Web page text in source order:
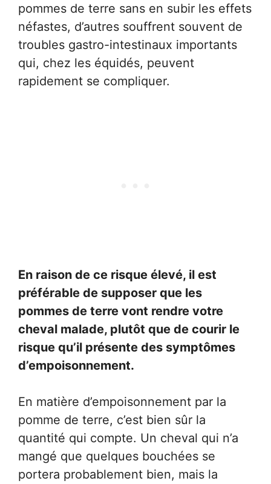
pommes de terre sans en subir les effets
néfastes, d’autres souffrent souvent de
troubles gastro-intestinaux importants
qui, chez les équidés, peuvent
rapidement se compliquer.
En raison de ce risque élevé, il est
préférable de supposer que les
pommes de terre vont rendre votre
cheval malade, plutôt que de courir le
risque qu’il présente des symptômes
d’empoisonnement.
En matière d’empoisonnement par la
pomme de terre, c’est bien sûr la
quantité qui compte. Un cheval qui n’a
mangé que quelques bouchées se
portera probablement bien, mais la